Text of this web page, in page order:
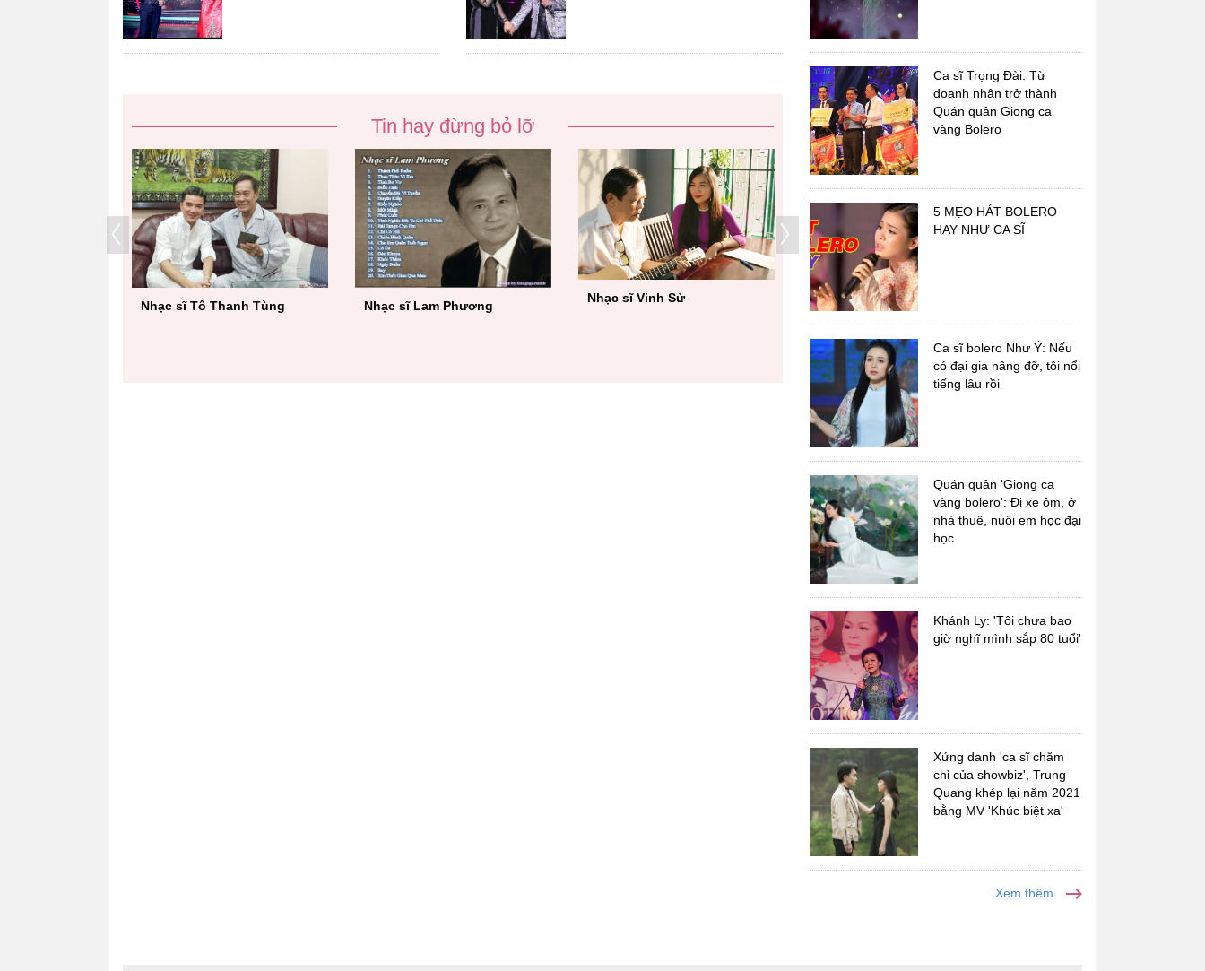
Tin hay đừng bỏ lỡ
Nhạc sĩ Tô Thanh Tùng Nhạc sĩ Lam Phương
Nhạc sĩ Vinh Sử
Nhạc sĩ Trúc Phương
Ca sĩ Trọng Đài: Từ
doanh nhân trở thành
Quán quân Giọng ca
vàng Bolero
5 MẸO HÁT BOLERO
HAY NHƯ CA SĨ
Ca sĩ bolero Như Ý: Nếu
có đại gia nâng đỡ, tôi nổi
tiếng lâu rồi
Quán quân 'Giọng ca
vàng bolero': Đi xe ôm, ở
nhà thuê, nuôi em học đại
học
Khánh Ly: 'Tôi chưa bao
giờ nghĩ mình sắp 80 tuổi'
Xứng danh 'ca sĩ chăm
chỉ của showbiz', Trung
Quang khép lại năm 2021
bằng MV 'Khúc biệt xa'
Xem thêm